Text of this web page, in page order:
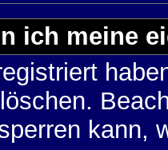
ich meine
kann,